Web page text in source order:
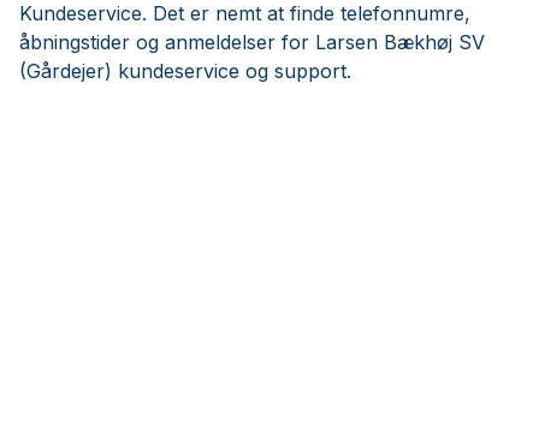
Kundeservice. Det er nemt at finde telefonnumre,
åbningstider og anmeldelser for Larsen Bækhøj SV
(Gårdejer) kundeservice og support.